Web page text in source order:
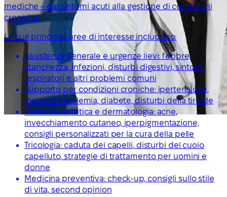
mediche – dai sintomi acuti alla gestione di condizioni
croniche.
Le sue principali aree di interesse includono:
Assistenza generale e urgenze lievi: febbre,
stanchezza, infezioni, disturbi digestivi, sintomi
respiratori e altri problemi comuni
Supporto per condizioni croniche: ipertensione,
ipercolesterolemia, diabete, disturbi della tiroide
Medicina estetica e dermatologia: acne,
invecchiamento cutaneo, iperpigmentazione,
consigli personalizzati per la cura della pelle
Tricologia: caduta dei capelli, disturbi del cuoio
capelluto, strategie di trattamento per uomini e
donne
Medicina preventiva: check-up, consigli sullo stile
di vita, second opinion